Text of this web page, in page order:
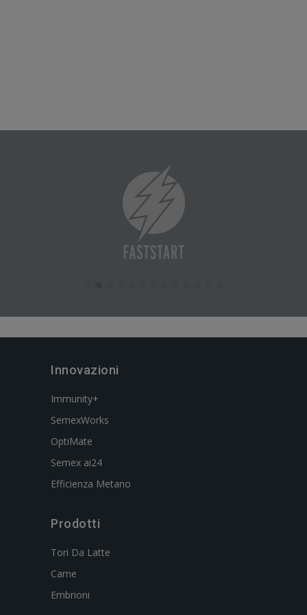
Innovazioni
Immunity+
SemexWorks
OptiMate
Semex ai24
Efficienza Metano
Prodotti
Tori Da Latte
Carne
Embrioni